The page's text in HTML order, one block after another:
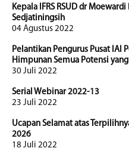
Kepala IFRS RSUD dr
Sedjatiningsih
04 Agustus 2022
Pelantikan Pengurus Pusat IAI
Himpunan Semua Potensi
30 Juli 2022
Serial Webinar 2022-13
23 Juli 2022
Ucapan Selamat atas
2026
18 Juli 2022